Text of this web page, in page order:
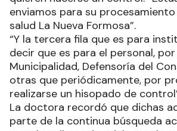
enviamos para su
salud La Nueva Formosa”.
“Y la tercera fila que es para
decir que es para el personal,
Municipalidad, Defensoría del
otras que periódicamente, por
realizarse un hisopado de
La doctora recordó que dichas
parte de la continua búsqueda